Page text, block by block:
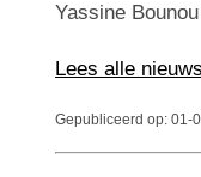
Yassine
Lees alle
Gepubliceerd op: 01-